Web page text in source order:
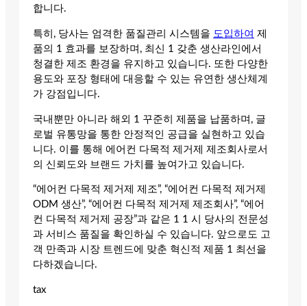
합니다.
특히, 당사는 엄격한 품질관리 시스템을 도입하여 제
품의 1 효과를 보장하며, 최신 1 갖춘 생산라인에서
청결한 제조 환경을 유지하고 있습니다. 또한 다양한
용도와 포장 형태에 대응할 수 있는 유연한 생산체계
가 강점입니다.
국내뿐만 아니라 해외 1 꾸준히 제품을 납품하며, 글
로벌 유통망을 통한 안정적인 공급을 실현하고 있습
니다. 이를 통해 에어컨 다목적 제거제 제조회사로서
의 신뢰도와 브랜드 가치를 높여가고 있습니다.
“에어컨 다목적 제거제 제조”, “에어컨 다목적 제거제
ODM 생산”, “에어컨 다목적 제거제 제조회사”, “에어
컨 다목적 제거제 공장”과 같은 1 1 시 당사의 전문성
과 서비스 품질을 확인하실 수 있습니다. 앞으로도 고
객 만족과 시장 트렌드에 맞춘 혁신적 제품 1 최선을
다하겠습니다.
tax